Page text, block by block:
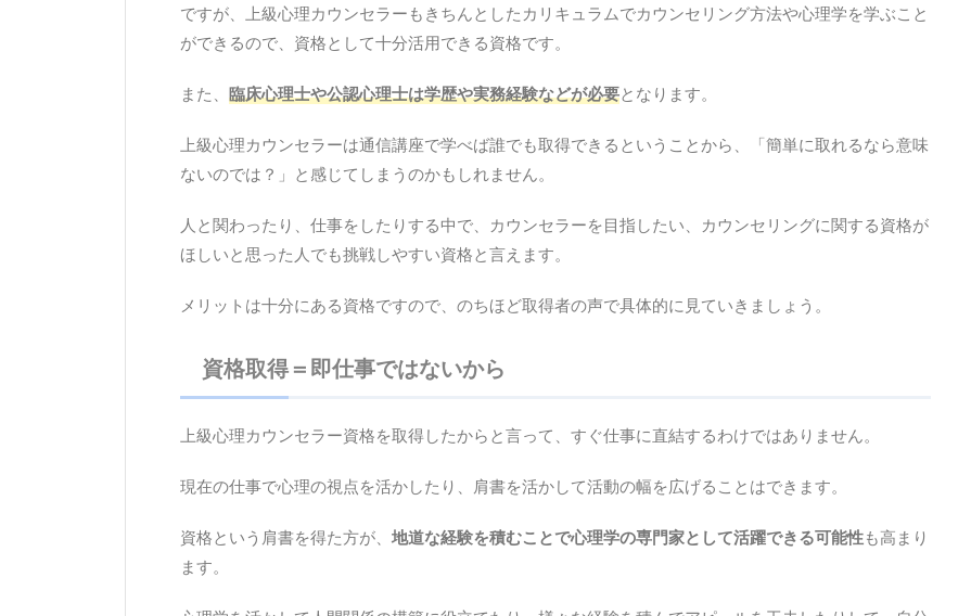
ですが、上級心理カウンセラーもきちんとしたカリキュラムでカウンセリング方法や心理学を学ぶこと
ができるので、資格として十分活用できる資格です。
また、 臨床心理士や公認心理士は学歴や実務経験などが必要となります。
上級心理カウンセラーは通信講座で学べば誰でも取得できるということから、「簡単に取れるなら意味
ないのでは？」と感じてしまうのかもしれません。
人と関わったり、仕事をしたりする中で、カウンセラーを目指したい、カウンセリングに関する資格が
ほしいと思った人でも挑戦しやすい資格と言えます。
メリットは十分にある資格ですので、のちほど取得者の声で具体的に見ていきましょう。
資格取得＝即仕事ではないから
上級心理カウンセラー資格を取得したからと言って、すぐ仕事に直結するわけではありません。
現在の仕事で心理の視点を活かしたり、肩書を活かして活動の幅を広げることはできます。
資格という肩書を得た方が、 地道な経験を積むことで心理学の専門家として活躍できる可能性も高まり
ます。